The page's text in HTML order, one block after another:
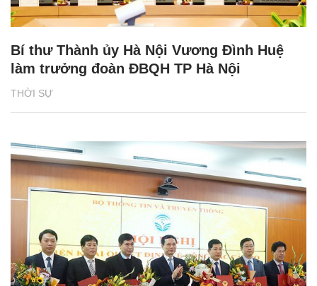
THỜI SỰ
Bí thư Thành ủy Hà Nội Vương Đình Huệ
làm trưởng đoàn ĐBQH TP Hà Nội